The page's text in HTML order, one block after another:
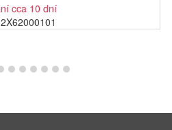
cca 10 dní